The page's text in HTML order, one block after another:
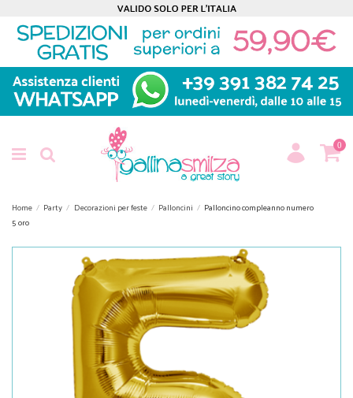
0
Home Party Decorazioni per feste Palloncini
Palloncino compleanno numero
5 oro